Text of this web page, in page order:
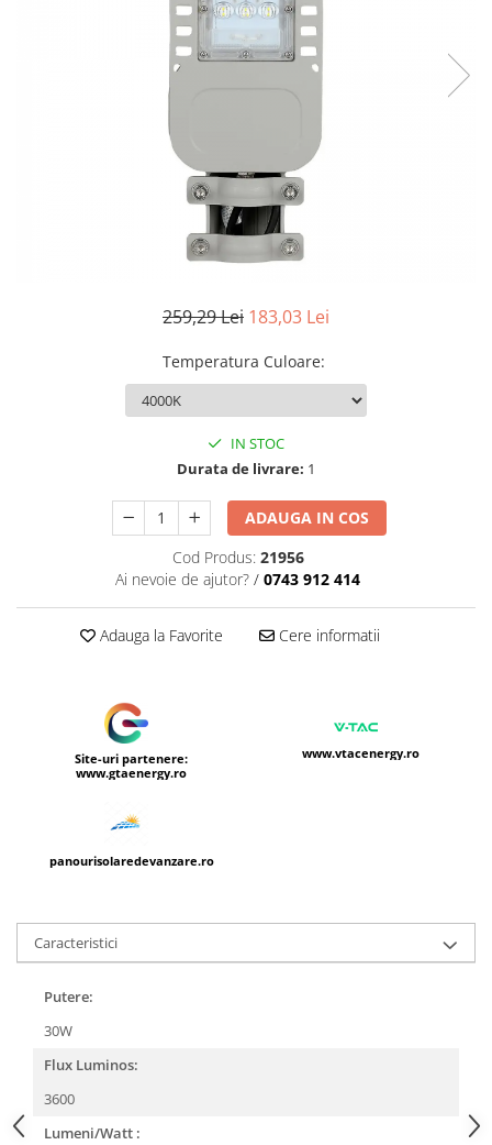
259,29 Lei 183,03 Lei
Temperatura Culoare:
IN STOC
Durata de livrare: 1
ADAUGA IN COS
Cod Produs: 21956
Ai nevoie de ajutor? / 0743 912 414
Adauga la Favorite Cere informatii
Site-uri partenere:
www.gtaenergy.ro
www.vtacenergy.ro
panourisolaredevanzare.ro
Caracteristici
Putere:
30W
Flux Luminos:
3600
Lumeni/Watt :